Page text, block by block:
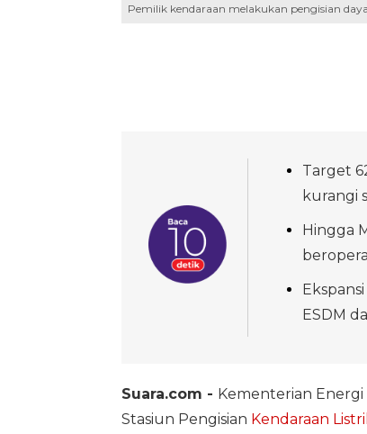
Pemilik kendaraan melakukan pengisian
Target
kurangi
Hingga
ESDM
Suara.com - Kementerian
Stasiun Pengisian Kendaraan